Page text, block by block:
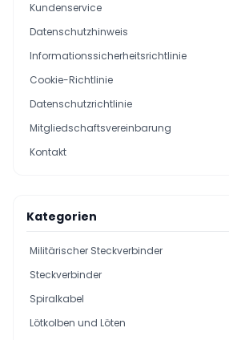
Kundenservice
Datenschutzhinweis
Informationssicherheitsrichtlinie
Cookie-Richtlinie
Datenschutzrichtlinie
Mitgliedschaftsvereinbarung
Kontakt
Kategorien
Militärischer Steckverbinder
Steckverbinder
Spiralkabel
Lötkolben und Löten